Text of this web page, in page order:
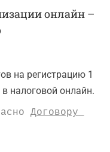
онлайн –
на регистрацию 1
налоговой онлайн.
Договору